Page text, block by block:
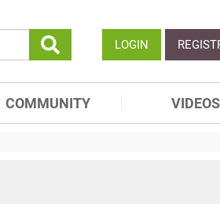
LOGIN
COMMUNITY VIDEOS